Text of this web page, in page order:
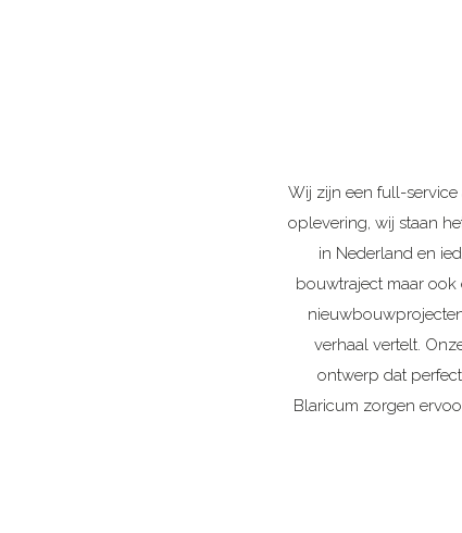
Wij zijn een full-
oplevering, wij staan
in Nederland en
bouwtraject maar
verhaal vertelt.
ontwerp dat
Blaricum zorgen